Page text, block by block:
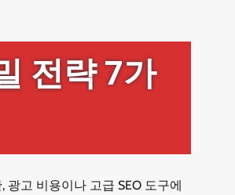
전략 7가
고 비용이나 고급 SEO 도구에